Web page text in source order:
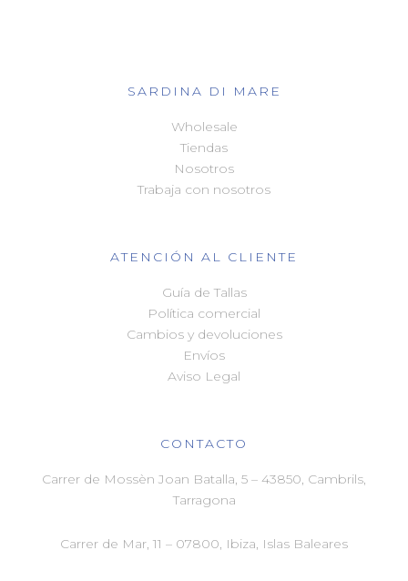
SARDINA DI MARE
Wholesale
Tiendas
Nosotros
Trabaja con nosotros
ATENCIÓN AL CLIENTE
Guía de Tallas
Política comercial
Cambios y devoluciones
Envíos
Aviso Legal
CONTACTO
Carrer de Mossèn Joan Batalla, 5 – 43850, Cambrils,
Tarragona
Carrer de Mar, 11 – 07800, Ibiza, Islas Baleares